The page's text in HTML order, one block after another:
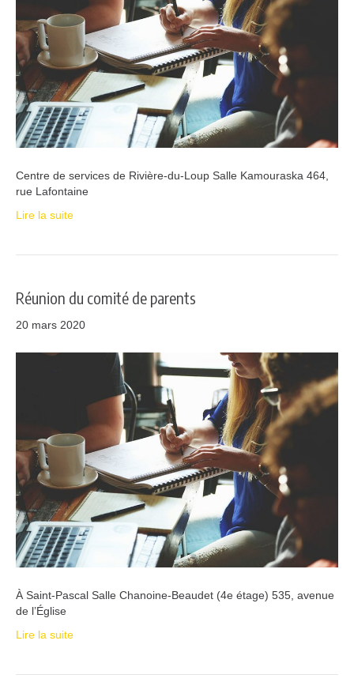
Centre de services de Rivière-du-Loup Salle Kamouraska 464,
rue Lafontaine
Lire la suite
Réunion du comité de parents
20 mars 2020
À Saint-Pascal Salle Chanoine-Beaudet (4e étage) 535, avenue
de l’Église
Lire la suite